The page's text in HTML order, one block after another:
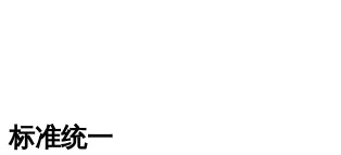
标准统一